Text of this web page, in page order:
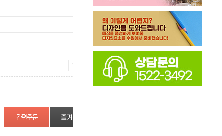
증가
감소
즐겨찾기